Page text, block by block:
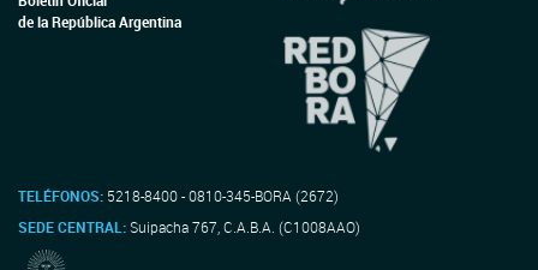
de la República Argentina
TELÉFONOS: 5218-8400 - 0810-345-BORA (2672)
SEDE CENTRAL:Suipacha 767, C.A.B.A. (C1008AAO)